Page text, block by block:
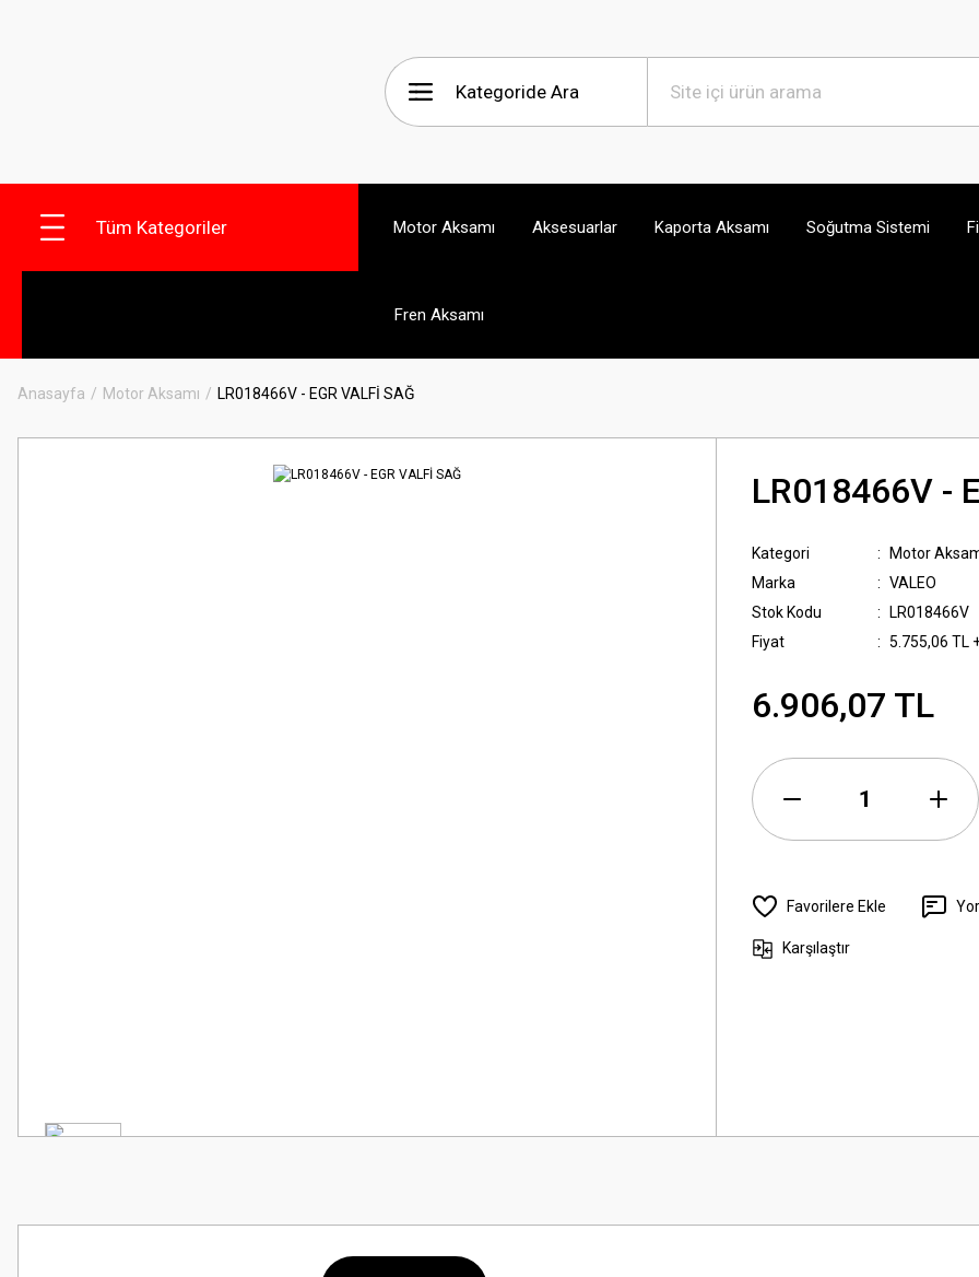
Tüm Kategoriler Motor Aksamı Aksesuarlar Kaporta Aksamı Soğutma Sistemi
Fren Aksamı
Anasayfa Motor Aksamı LR018466V - EGR VALFİ SAĞ
LR018466V -
Kategori
Motor
Marka
VALEO
Stok Kodu
LR018466V
Fiyat
5.755,06 TL
6.906,07 TL
Karşılaştır